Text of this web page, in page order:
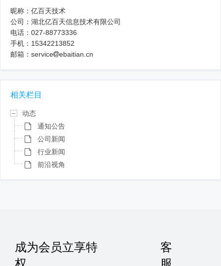
昵称：亿百天技术
公司：湖北亿百天信息技术有限公司
电话：027-88773336
手机：15342213852
邮箱：service
ebaitian.cn
相关栏目
动态
通知公告
公司新闻
行业新闻
前沿视角
成为会员立享特
权
客
服